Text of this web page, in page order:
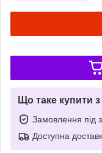
Що таке купити
Замовлення під
Доступна